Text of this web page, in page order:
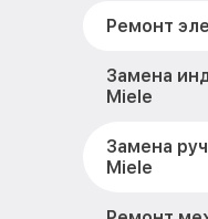
Ремонт
Замена
Miele
Замена
Miele